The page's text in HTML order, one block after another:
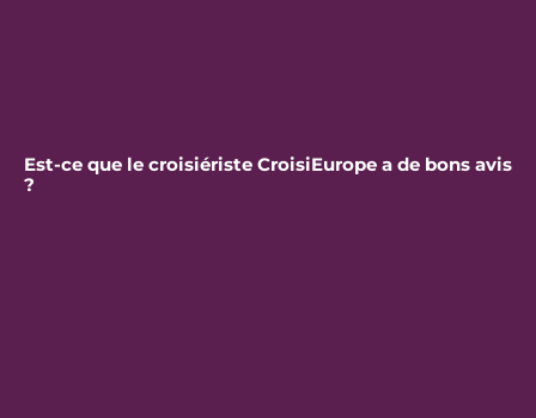
Est-ce que le croisiériste CroisiEurope a de bons avis
?